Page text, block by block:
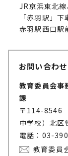
JR京浜東北
「赤羽駅」
赤羽駅西口駅
お問い合わせ
教育委員会事
課
〒114-8546
中学校）北区
電話：03-
教育委員